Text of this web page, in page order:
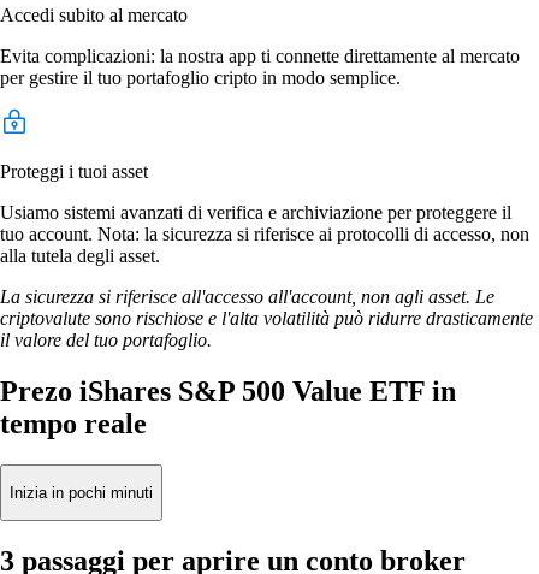
Accedi subito al mercato
Evita complicazioni: la nostra app ti connette direttamente al mercato
per gestire il tuo portafoglio cripto in modo semplice.
Proteggi i tuoi asset
Usiamo sistemi avanzati di verifica e archiviazione per proteggere il
tuo account. Nota: la sicurezza si riferisce ai protocolli di accesso, non
alla tutela degli asset.
La sicurezza si riferisce all'accesso all'account, non agli asset. Le
criptovalute sono rischiose e l'alta volatilità può ridurre drasticamente
il valore del tuo portafoglio.
Prezo iShares S&P 500 Value ETF in
tempo reale
Inizia in pochi minuti
3 passaggi per aprire un conto broker